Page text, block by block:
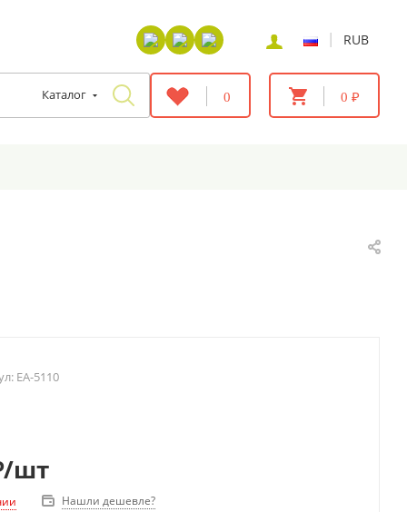
| RUB
Каталог 0 0 ₽
EA-5110
/шт
Нашли дешевле?